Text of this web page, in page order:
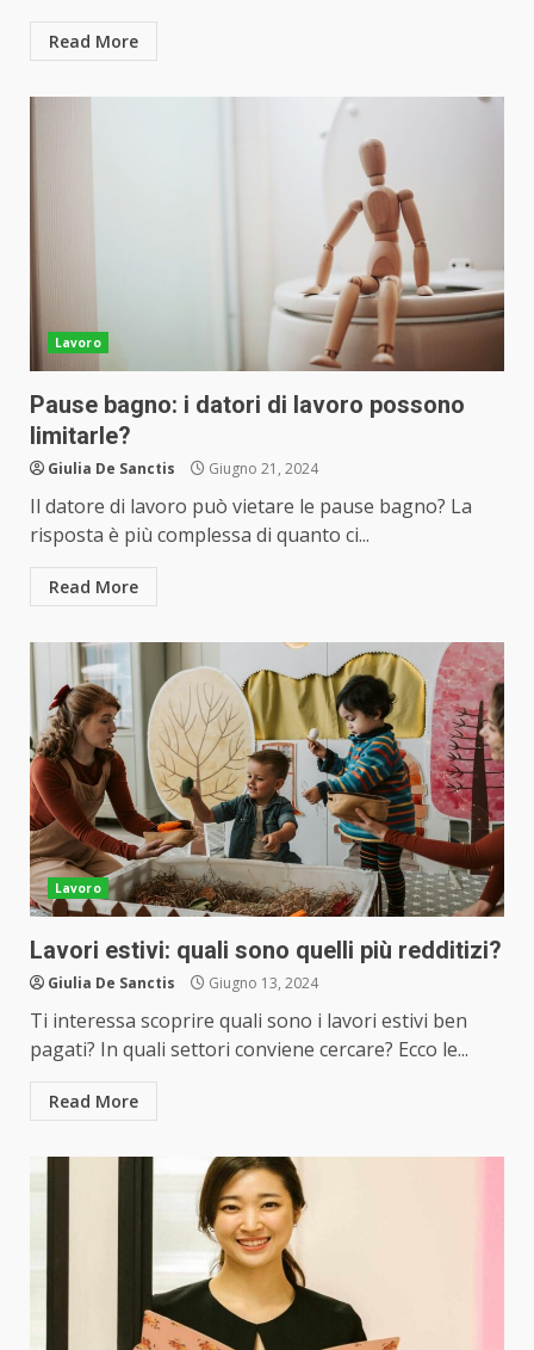
Read More
Lavoro
Pause bagno: i datori di lavoro possono
limitarle?
Giulia De Sanctis Giugno 21, 2024
Il datore di lavoro può vietare le pause bagno? La
risposta è più complessa di quanto ci...
Read More
Lavoro
Lavori estivi: quali sono quelli più redditizi?
Giulia De Sanctis Giugno 13, 2024
Ti interessa scoprire quali sono i lavori estivi ben
pagati? In quali settori conviene cercare? Ecco le...
Read More